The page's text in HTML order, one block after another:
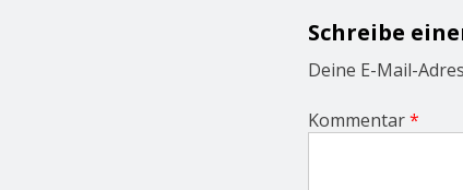
i
g
a
i
o
Schreibe
Deine E-Mail-
Kommentar*